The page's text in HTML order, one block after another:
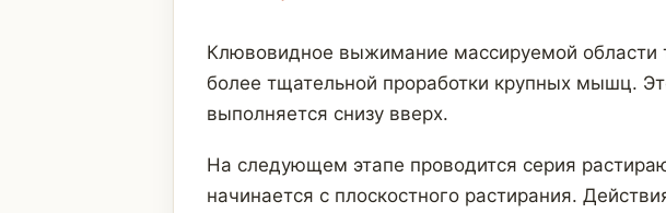
Клювовидное выжимание массируемой области
более тщательной проработки крупных мышц.
выполняется снизу вверх.
На следующем этапе проводится серия
начинается с плоскостного растирания.